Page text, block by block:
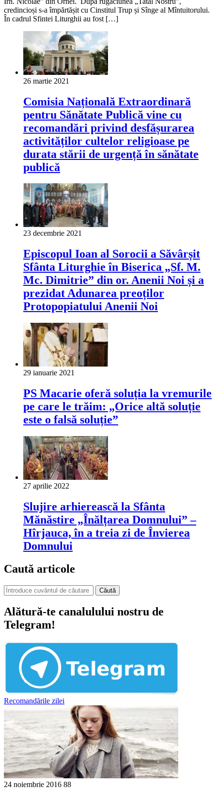
credincioși s-a împărtășit cu Cinstitul Trup și Sînge al Mîntuitorului.
În cadrul Sfintei Liturghii au fost […]
26 martie 2021
Comisia Națională Extraordinară
pentru Sănătate Publică vine cu
recomandări privind desfășurarea
activităților cultelor religioase pe
durata stării de urgență în sănătate
publică
23 decembrie 2021
Episcopul Ioan al Sorocii a Săvârșit
Sfânta Liturghie în Biserica „Sf. M.
Mc. Dimitrie” din or. Anenii Noi și a
prezidat Adunarea preoților
Protopopiatului Anenii Noi
29 ianuarie 2021
PS Macarie oferă soluția la vremurile
pe care le trăim: „Orice altă soluție
este o falsă soluție”
27 aprilie 2022
Slujire arhierească la Sfânta
Mănăstire „Înălțarea Domnului” –
Hîrjauca, în a treia zi de Învierea
Domnului
Caută articole
Căută
Alătură-te canalulului nostru de
Telegram!
Recomandările zilei
24 noiembrie 2016 88